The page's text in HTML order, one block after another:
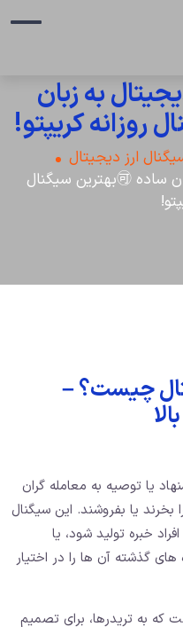
به زبان
ارز دیجیتال
سیگنال دهی ارز دیجیتال به زبان ساده 🉑بهترین سیگنال
چیست؟ –
یا توصیه به معامله گران
بخرند یا بفروشند. این سیگنال
خبره تولید شود، یا
های گذشته آن ها را در اختیار
به تریدرها، برای تصمیم